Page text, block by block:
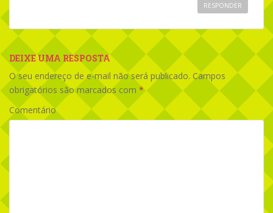
RESPONDER
DEIXE UMA RESPOSTA
O seu endereço de e-mail não será publicado. Campos
obrigatórios são marcados com *
Comentário